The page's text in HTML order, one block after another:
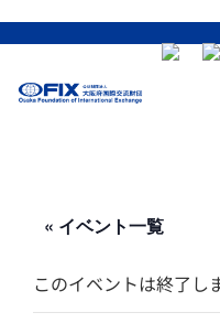
« イベント一覧
このイベントは終了し